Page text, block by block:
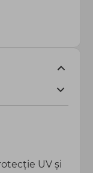
UV și